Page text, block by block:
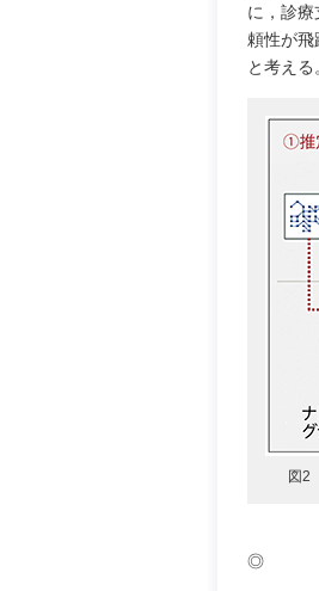
に，診
頼性が
と考える
図2
◎